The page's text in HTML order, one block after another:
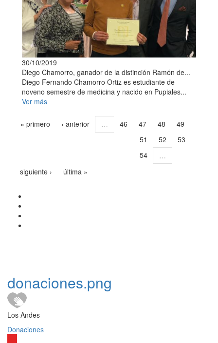
30/10/2019
Diego Chamorro, ganador de la distinción Ramón de...
Diego Fernando Chamorro Ortiz es estudiante de
noveno semestre de medicina y nacido en Pupiales...
Ver más
« primero ‹ anterior … 46 47 48
49
51 52
53
54
…
siguiente ›
última »
donaciones.png
Los Andes
Donaciones